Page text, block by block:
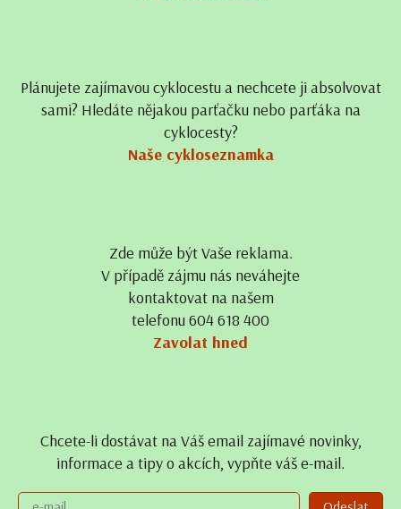
Plánujete zajímavou cyklocestu a nechcete ji absolvovat
sami? Hledáte nějakou parťačku nebo parťáka na
cyklocesty?
Naše cykloseznamka
Zde může být Vaše reklama.
V případě zájmu nás neváhejte
kontaktovat na našem
telefonu 604 618 400
Zavolat hned
Chcete-li dostávat na Váš email zajímavé novinky,
informace a tipy o akcích, vypňte váš e-mail.